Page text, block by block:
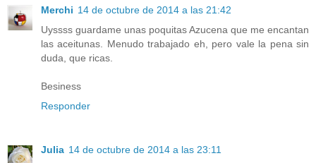
Merchi 14 de octubre de 2014 a las 21:42
Uyssss guardame unas poquitas Azucena que me encantan
las aceitunas. Menudo trabajado eh, pero vale la pena sin
duda, que ricas.
Besiness
Responder
Julia 14 de octubre de 2014 a las 23:11